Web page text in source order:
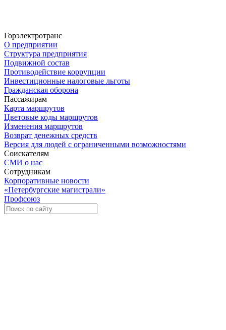
Горэлектротранс
О предприятии
Структура предприятия
Подвижной состав
Противодействие коррупции
Инвестиционные налоговые льготы
Гражданская оборона
Пассажирам
Карта маршрутов
Цветовые коды маршрутов
Изменения маршрутов
Возврат денежных средств
Версия для людей с ограниченными возможностями
Соискателям
СМИ о нас
Сотрудникам
Корпоративные новости
«Петербургские магистрали»
Профсоюз